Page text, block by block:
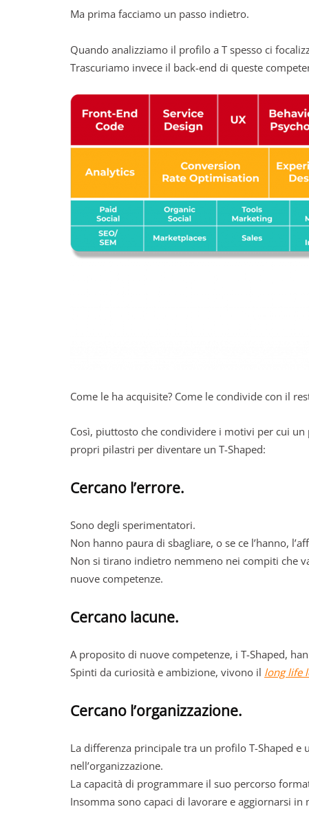
Ma prima facciamo un passo indietro.
Quando analizziamo il profilo a T spesso ci
Trascuriamo invece il back-end di queste
Come le ha acquisite? Come le condivide con il
Così, piuttosto che condividere i motivi per cui
propri pilastri per diventare un T-Shaped:
Cercano l’errore.
Sono degli sperimentatori.
Non hanno paura di sbagliare, o se ce l’hanno,
Non si tirano indietro nemmeno nei compiti che
nuove competenze.
Cercano lacune.
A proposito di nuove competenze, i T-Shaped,
Spinti da curiosità e ambizione, vivono il long life
Cercano l’organizzazione.
La differenza principale tra un profilo T-Shaped e
nell’organizzazione.
La capacità di programmare il suo percorso
Insomma sono capaci di lavorare e aggiornarsi